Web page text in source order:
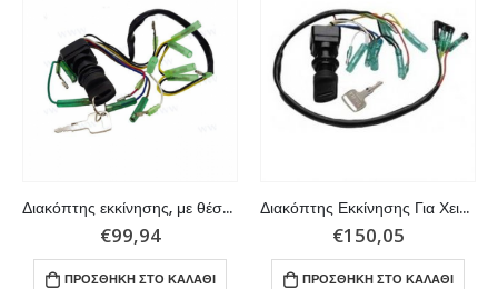
Διακόπτης εκκίνησης, με θέση για τσοκ, για χειριστήριο Yamaha
€99,94
ΠΡΟΣΘΉΚΗ ΣΤΟ ΚΑΛΆΘΙ
Διακόπτης Εκκίνησης Για Χειριστήριο Yamaha
€150,05
ΠΡΟΣΘΉΚΗ ΣΤΟ ΚΑΛΆΘΙ